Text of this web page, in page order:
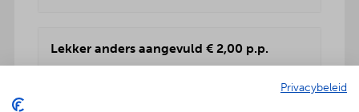
Lekker anders aangevuld € 2,00 p.p.
Privacybeleid